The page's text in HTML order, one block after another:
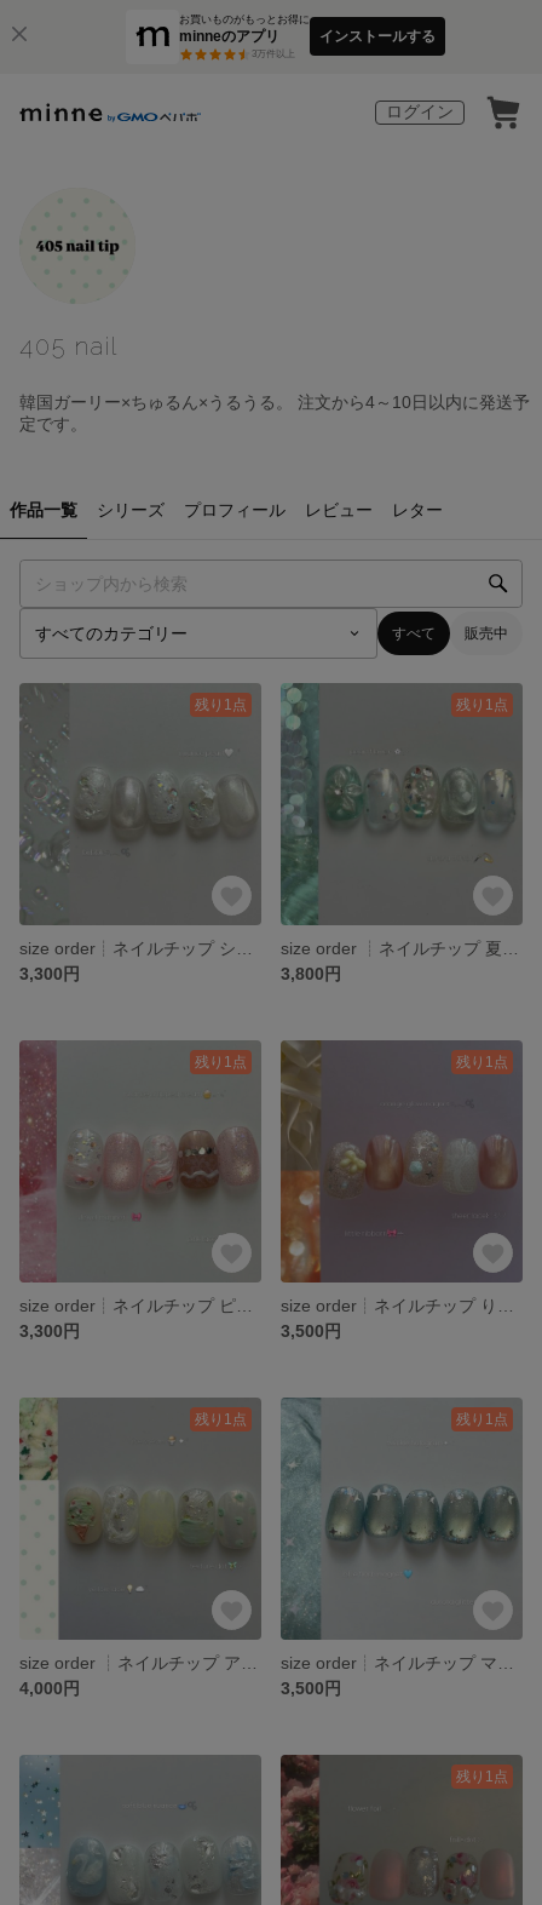
お買いものがもっとお得に
minneのアプリ
3万件以上
インストールする
ログイン
405 nail
韓国ガーリー×ちゅるん×うるうる。 注文から4～10日以内に発送予
定です。
作品一覧 シリーズ プロフィール レビュー レター
すべて 販売中
残り1点
3,300円
残り1点
3,800円
残り1点
3,300円
残り1点
3,500円
残り1点
4,000円
残り1点
3,500円
残り1点